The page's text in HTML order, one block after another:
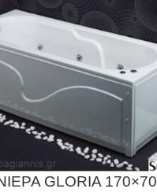
GLORIA 170×70